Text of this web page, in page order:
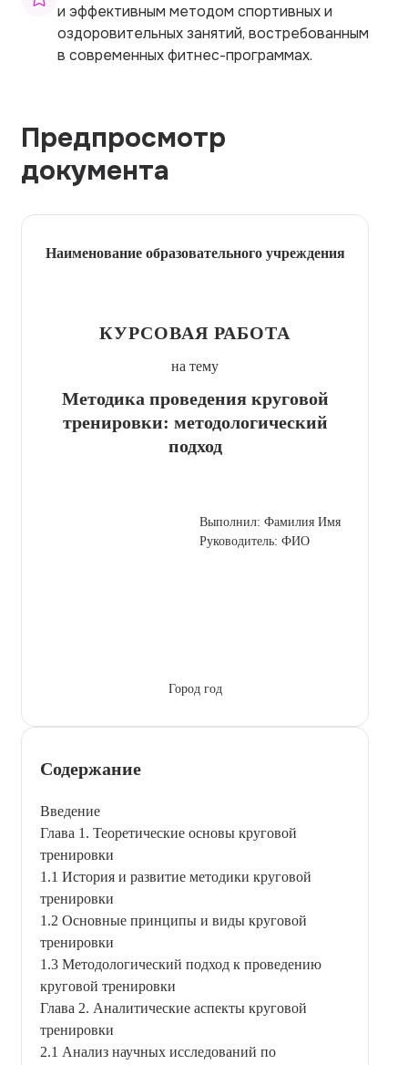
и эффективным методом спортивных и
оздоровительных занятий, востребованным
в современных фитнес-программах.
Предпросмотр
документа
Наименование образовательного учреждения
КУРСОВАЯ РАБОТА
на тему
Методика проведения круговой
тренировки: методологический
подход
Выполнил: Фамилия Имя
Руководитель: ФИО
Город год
Содержание
Введение
Глава 1. Теоретические основы круговой
тренировки
1.1 История и развитие методики круговой
тренировки
1.2 Основные принципы и виды круговой
тренировки
1.3 Методологический подход к проведению
круговой тренировки
Глава 2. Аналитические аспекты круговой
тренировки
2.1 Анализ научных исследований по